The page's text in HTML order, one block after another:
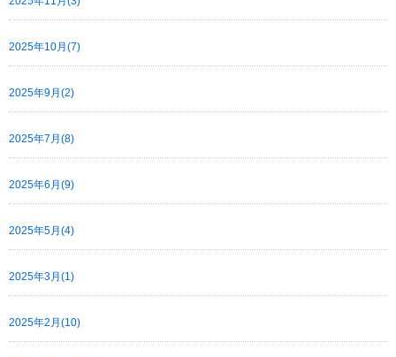
2025年10月(7)
2025年9月(2)
2025年7月(8)
2025年6月(9)
2025年5月(4)
2025年3月(1)
2025年2月(10)